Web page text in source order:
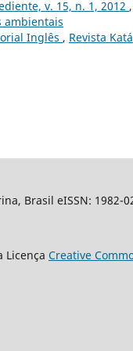
v. 15, n. 1, 2012 ,
ambientais
Inglês , Revista
Brasil eISSN: 1982-
Licença Creative